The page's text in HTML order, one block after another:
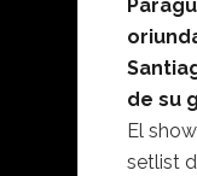
de su
El
setlist